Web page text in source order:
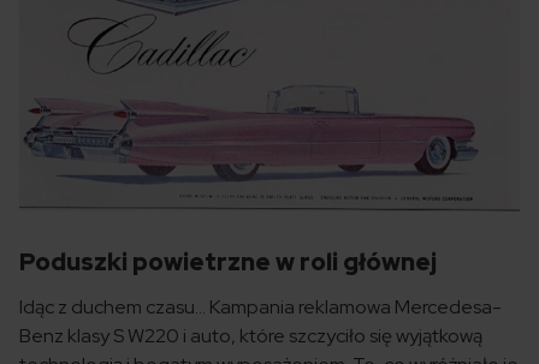
Poduszki powietrzne w roli głównej
Idąc z duchem czasu… Kampania reklamowa Mercedesa-
Benz klasy S W220 i auto, które szczyciło się wyjątkową